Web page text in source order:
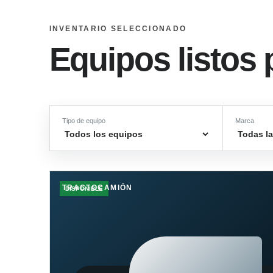
INVENTARIO SELECCIONADO
Equipos listos
Tipo de equipo Marca
DISPONIBLE
TRACTOCAMIÓN